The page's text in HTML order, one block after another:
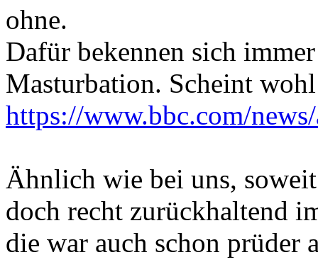
ohne.
Dafür bekennen sich
Masturbation. Scheint
https://www.bbc.com/
Ähnlich wie bei uns,
doch recht zurückhaltend
die war auch schon prüder